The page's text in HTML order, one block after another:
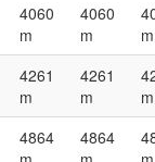
4060
m
4060
m
m
4261
m
4261
m
m
4864
4864